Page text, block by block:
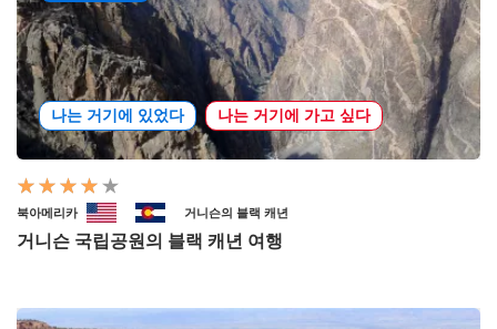
나는 거기에 있었다 나는 거기에 가고 싶다
북아메리카 거니슨의 블랙 캐년
거니슨 국립공원의 블랙 캐년 여행